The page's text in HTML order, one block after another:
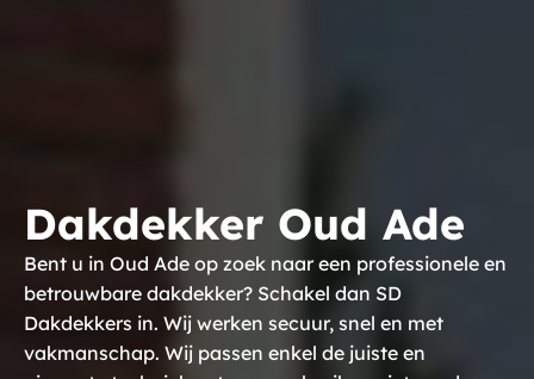
Dakdekker Oud Ade
Bent u in Oud Ade op zoek naar een professionele en
betrouwbare dakdekker? Schakel dan SD
Dakdekkers in. Wij werken secuur, snel en met
vakmanschap. Wij passen enkel de juiste en